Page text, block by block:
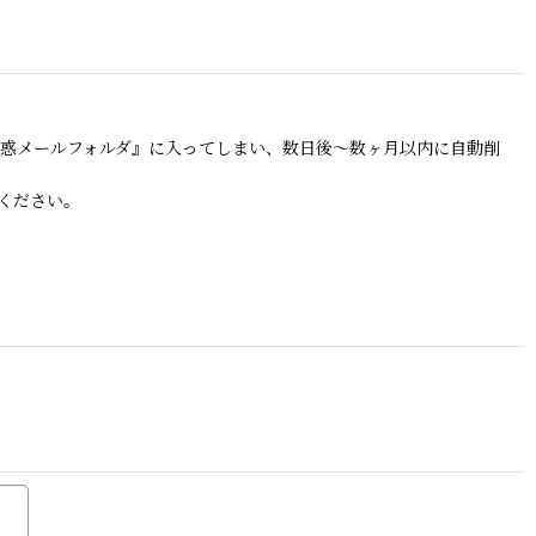
ールフォルダ』に入ってしまい、数日後〜数ヶ月以内に自動削
さい。